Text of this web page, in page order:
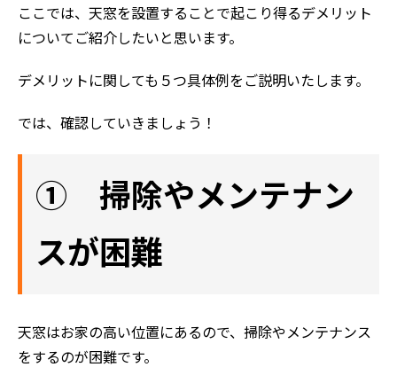
ここでは、天窓を設置することで起こり得るデメリット
についてご紹介したいと思います。
デメリットに関しても５つ具体例をご説明いたします。
では、確認していきましょう！
① 掃除やメンテナン
スが困難
天窓はお家の高い位置にあるので、掃除やメンテナンス
をするのが困難です。